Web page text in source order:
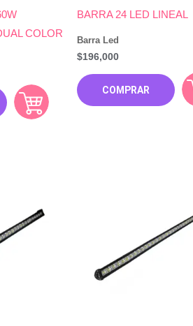
COLOR
Barra Led
BARRA 24 LED LINEAL
COMPRAR
$196,000